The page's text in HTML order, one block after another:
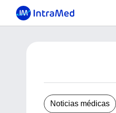
Noticias médicas